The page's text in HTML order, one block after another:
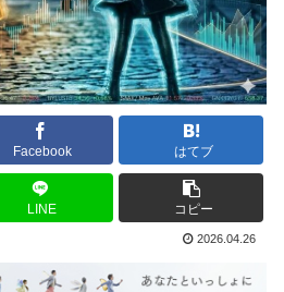
Facebook はてブ
LINE コピー
2026.04.26